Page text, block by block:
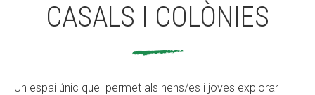
CASALS I COLÒNIES
Un espai únic que permet als nens/es i joves explorar